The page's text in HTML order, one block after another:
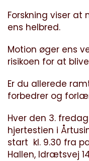
Forskning viser
ens helbred.
Motion øger ens
risikoen for at
Er du allerede
forbedrer og
Hver den 3.
hjertestien i
start kl. 9.30 fra
Hallen, Idrætsvej